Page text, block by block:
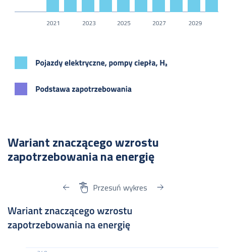
Wariant znaczącego wzrostu
zapotrzebowania na energię
Przesuń wykres